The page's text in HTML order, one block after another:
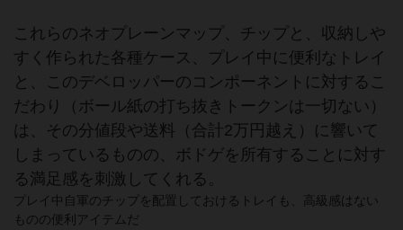
これらのネオプレーンマップ、チップと、収納しや
すく作られた各種ケース、プレイ中に便利なトレイ
と、このデベロッパーのコンポーネントに対するこ
だわり（ボール紙の打ち抜きトークンは一切ない）
は、その分値段や送料（合計2万円越え）に響いて
しまっているものの、ボドゲを所有することに対す
る満足感を刺激してくれる。
プレイ中自軍のチップを配置しておけるトレイも、高級感はない
ものの便利アイテムだ